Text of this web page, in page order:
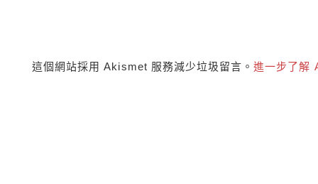
這個網站採用 Akismet 服務減少垃圾留言。進一步了解